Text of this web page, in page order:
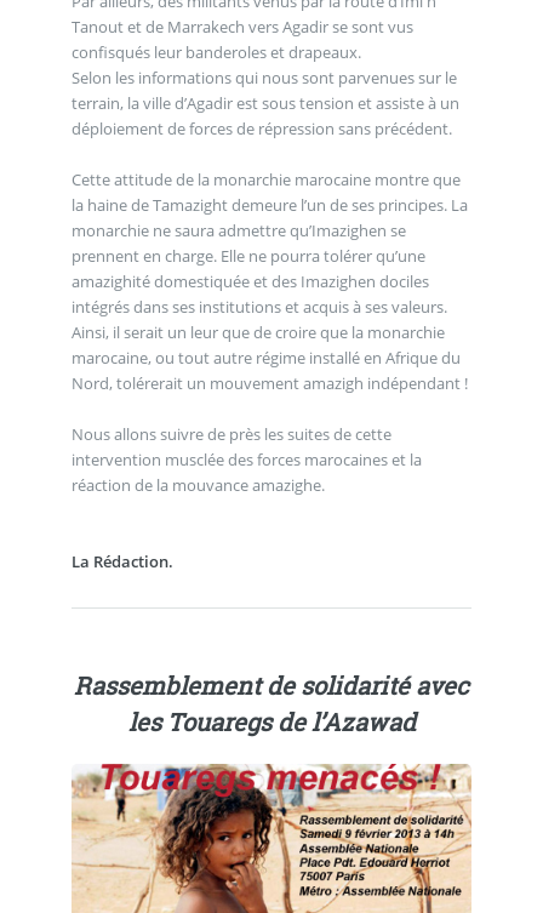
Tanout et de Marrakech vers Agadir se sont vus
confisqués leur banderoles et drapeaux.
Selon les informations qui nous sont parvenues sur le
terrain, la ville d’Agadir est sous tension et assiste à un
déploiement de forces de répression sans précédent.
Cette attitude de la monarchie marocaine montre que
la haine de Tamazight demeure l’un de ses principes. La
monarchie ne saura admettre qu’Imazighen se
prennent en charge. Elle ne pourra tolérer qu’une
amazighité domestiquée et des Imazighen dociles
intégrés dans ses institutions et acquis à ses valeurs.
Ainsi, il serait un leur que de croire que la monarchie
marocaine, ou tout autre régime installé en Afrique du
Nord, tolérerait un mouvement amazigh indépendant !
Nous allons suivre de près les suites de cette
intervention musclée des forces marocaines et la
réaction de la mouvance amazighe.
La Rédaction.
Rassemblement de solidarité avec
les Touaregs de l’Azawad